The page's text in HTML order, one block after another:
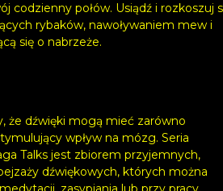
codzienny połów. Usiądź i rozkoszuj
rybaków, nawoływaniem mew i
się o nabrzeże.
że dźwięki mogą mieć zarówno
wpływ na mózg. Seria
Talks jest zbiorem przyjemnych,
dźwiękowych, których można